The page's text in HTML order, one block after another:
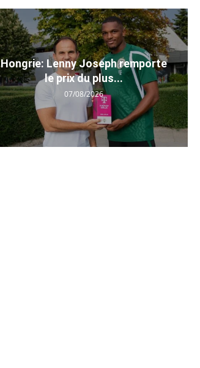
Hongrie: Lenny Joseph remporte
le prix du plus...
07/08/2026